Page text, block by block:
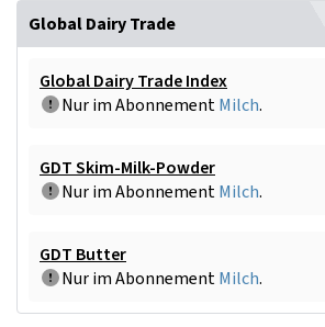
Global Dairy Trade
Global Dairy Trade Index
Nur im AbonnementMilch.
GDT Skim-Milk-Powder
Nur im AbonnementMilch.
GDT Butter
Nur im AbonnementMilch.